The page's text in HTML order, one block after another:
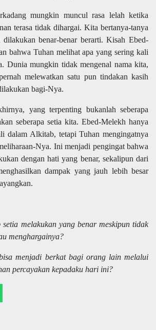
mungkin muncul rasa lelah ketika
terasa tidak dihargai. Kita bertanya-tanya
dilakukan benar-benar berarti. Kisah Ebed-
bahwa Tuhan melihat apa yang sering kali
Dunia mungkin tidak mengenal nama kita,
melewatkan satu pun tindakan kasih
bagi-Nya.
yang terpenting bukanlah seberapa
seberapa setia kita. Ebed-Melekh hanya
dalam Alkitab, tetapi Tuhan mengingatnya
Nya. Ini menjadi pengingat bahwa
dengan hati yang benar, sekalipun dari
dampak yang jauh lebih besar
setia melakukan yang benar meskipun tidak
menghargainya?
menjadi berkat bagi orang lain melalui
percayakan kepadaku hari ini?